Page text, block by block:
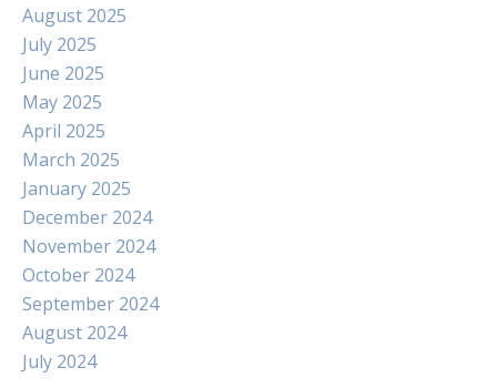
August 2025
July 2025
June 2025
May 2025
April 2025
March 2025
January 2025
December 2024
November 2024
October 2024
September 2024
August 2024
July 2024